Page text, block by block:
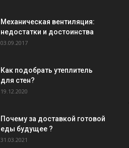
Механическая вентиляция:
недостатки и достоинства
03.09.2017
Как подобрать утеплитель
для стен?
19.12.2020
Почему за доставкой готовой
еды будущее ?
31.03.2021